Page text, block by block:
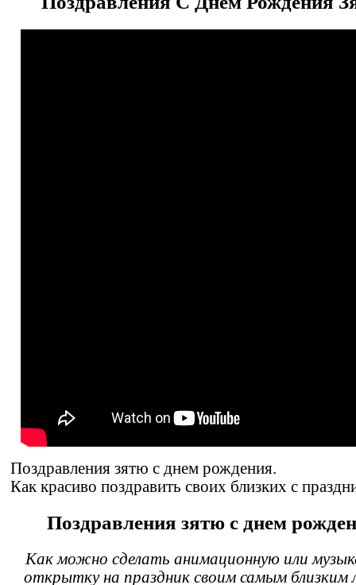
Поздравления зятю с днем рождения.
Как красиво поздравить своих близких с
Поздравления зятю с днем
Как можно сделать анимационную или
открытку на праздник своим самым близким